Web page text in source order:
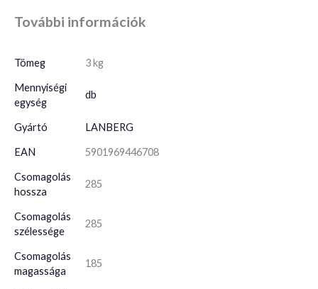
További információk
Tömeg 3 kg
Mennyiségi
egység
db
Gyártó LANBERG
EAN 5901969446708
Csomagolás
hossza
285
Csomagolás
szélessége
285
Csomagolás
magassága
185